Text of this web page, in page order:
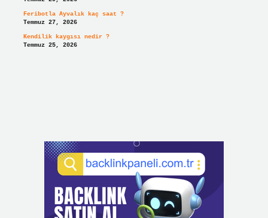
Feribotla Ayvalık kaç saat ?
Temmuz 27, 2026
Kendilik kaygısı nedir ?
Temmuz 25, 2026